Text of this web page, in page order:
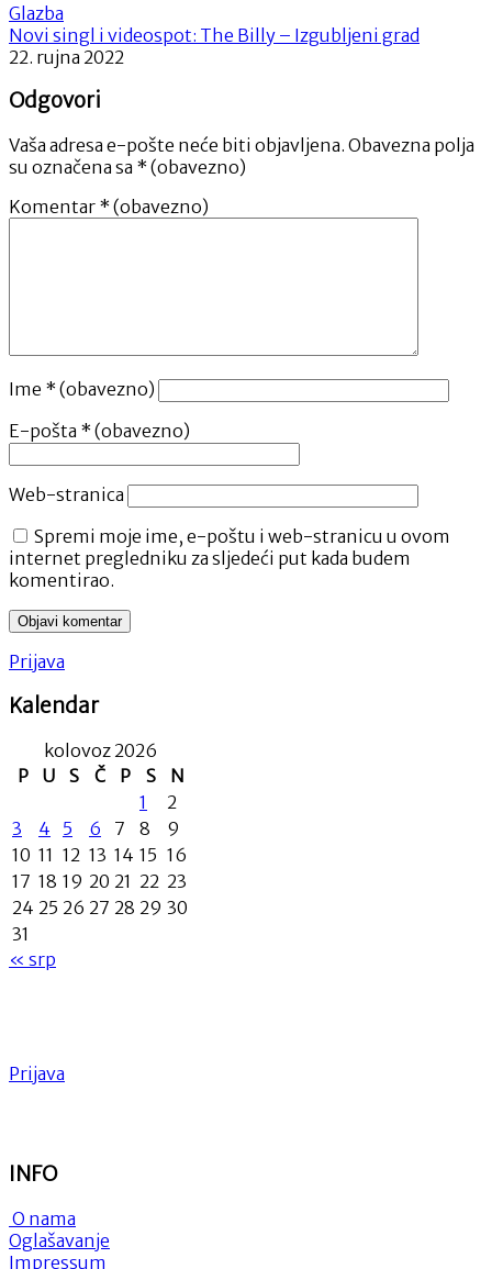
Glazba
Novi singl i videospot: The Billy – Izgubljeni grad
22. rujna 2022
Odgovori
Vaša adresa e-pošte neće biti objavljena. Obavezna polja
su označena sa * (obavezno)
Komentar * (obavezno)
Ime * (obavezno)
E-pošta * (obavezno)
Web-stranica
Spremi moje ime, e-poštu i web-stranicu u ovom
internet pregledniku za sljedeći put kada budem
komentirao.
Prijava
Kalendar
kolovoz 2026
P
U S Č P S
N
1
2
3
4 5 6 7 8
9
10 11 12 13 14 15 16
17 18 19 20 21 22 23
24 25 26 27 28 29 30
31
« srp
Prijava
INFO
O nama
Oglašavanje
Impressum